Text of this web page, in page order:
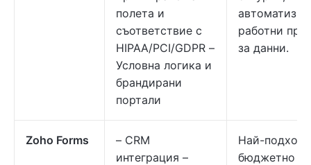
полета и
съответствие с
HIPAA/PCI/GDPR –
Условна логика и
брандирани
портали
работни
за данни.
Zoho Forms
– CRM
интеграция –
Най-
бюджетно